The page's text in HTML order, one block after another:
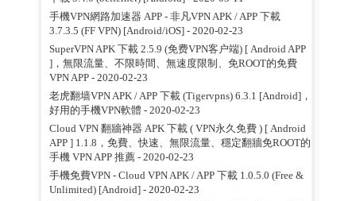
手機VPN網路加速器 APP - 非凡VPN APK / APP 下載
3.7.3.5 (FF VPN) [Android/iOS]- 2020-02-23
SuperVPN APK 下載 2.5.9 (免费VPN客户端) [ Android APP
]，無限流量、不限時間、無速度限制、免ROOT的免費
VPN APP- 2020-02-23
老虎翻墙VPN APK / APP 下載 (Tigervpns) 6.3.1 [Android]，
好用的手機VPN軟體 - 2020-02-23
Cloud VPN 翻牆神器 APK 下載 ( VPN永久免費 ) [ Android
APP ] 1.1.8，免費、快速、無限流量、穩定翻牆免ROOT的
手機 VPN APP 推薦- 2020-02-23
手機免費VPN - Cloud VPN APK / APP 下載 1.0.5.0 (Free &
Unlimited) [Android]- 2020-02-23